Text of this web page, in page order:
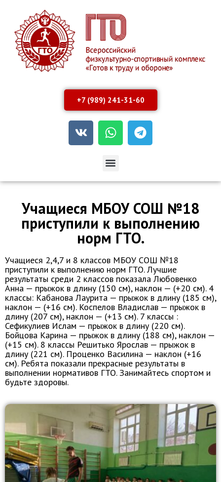
+7 (989) 241-31-60
Учащиеся МБОУ СОШ №18
приступили к выполнению
норм ГТО.
Учащиеся 2,4,7 и 8 классов МБОУ СОШ №18
приступили к выполнению норм ГТО. Лучшие
результаты среди 2 классов показала Любовенко
Анна — прыжок в длину (150 см), наклон — (+20 см). 4
классы: Кабанова Лаурита — прыжок в длину (185 см),
наклон — (+16 см). Коспелов Владислав — прыжок в
длину (207 см), наклон — (+13 см). 7 классы :
Сефикулиев Ислам — прыжок в длину (220 см).
Бойцова Карина — прыжок в длину (188 см), наклон —
(+15 см). 8 классы Решитько Ярослав — прыжок в
длину (221 см). Проценко Василина — наклон (+16
см). Ребята показали прекрасные результаты в
выполнении нормативов ГТО. Занимайтесь спортом и
будьте здоровы.